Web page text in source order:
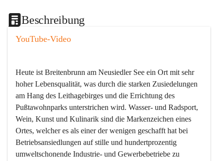
Beschreibung
YouTube-Video
Heute ist Breitenbrunn am Neusiedler See ein Ort mit sehr
hoher Lebensqualität, was durch die starken Zusiedelungen
am Hang des Leithagebirges und die Errichtung des
Pußtawohnparks unterstrichen wird. Wasser- und Radsport,
Wein, Kunst und Kulinarik sind die Markenzeichen eines
Ortes, welcher es als einer der wenigen geschafft hat bei
Betriebsansiedlungen auf stille und hundertprozentig
umweltschonende Industrie- und Gewerbebetriebe zu